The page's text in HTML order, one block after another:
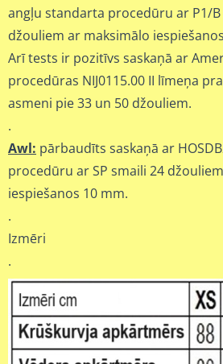
angļu standarta procedūru ar P1/
džouliem ar maksimālo
Arī tests ir pozitīvs saskaņā ar
procedūras NIJ0115.00 II līmeņa
asmeni pie 33 un 50 džouliem.
.
Awl: pārbaudīts saskaņā ar
procedūru ar SP smaili 24
iespiešanos 10 mm.
.
Izmēri
.